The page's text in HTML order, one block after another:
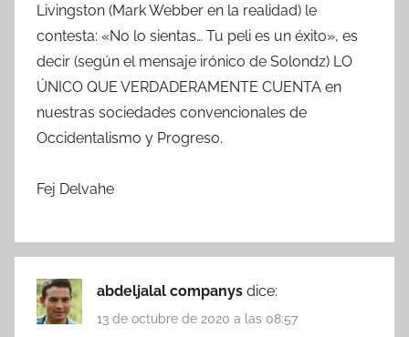
Livingston (Mark Webber en la realidad) le
contesta: «No lo sientas… Tu peli es un éxito», es
decir (según el mensaje irónico de Solondz) LO
ÚNICO QUE VERDADERAMENTE CUENTA en
nuestras sociedades convencionales de
Occidentalismo y Progreso.
Fej Delvahe
abdeljalal companys dice:
13 de octubre de 2020 a las 08:57